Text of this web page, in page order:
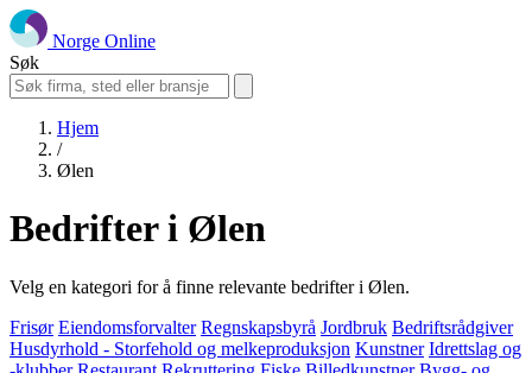
Norge Online
Søk
Hjem
/
Ølen
Bedrifter i Ølen
Velg en kategori for å finne relevante bedrifter i Ølen.
Frisør Eiendomsforvalter Regnskapsbyrå Jordbruk Bedriftsrådgiver
Husdyrhold - Storfehold og melkeproduksjon Kunstner Idrettslag og